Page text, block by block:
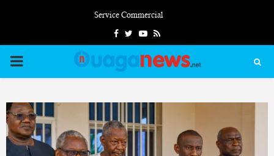
Service Commercial
FacebookTwitterYoutube
Rss
PRIMARY